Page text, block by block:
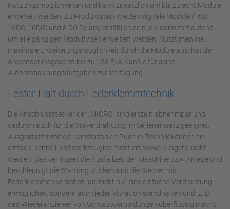
Nutzungsmöglichkeiten und kann zusätzlich um bis zu acht Module
erweitert werden. Zu Produktstart werden digitale Module (16DI,
16DO, 16DIO und 8 DO Relais) erhältlich sein, die dann fortlaufend
um alle gängigen Modultypen erweitert werden. Nutzt man die
maximale Erweiterungsmöglichkeit durch die Module aus, hat der
Anwender insgesamt bis zu 158 E/A-Kanäle für seine
Automatisierungsaufgaben zur Verfügung.
Fester Halt durch Federklemmtechnik
Die Anschlussstecker der „MICRO“ sind einzeln abnehmbar und
dadurch auch für die Vorverdrahtung im Serieneinsatz geeignet.
Ausgestattet mit der komfortablen Push-in-Technik können sie
einfach, schnell und werkzeuglos montiert sowie ausgetauscht
werden. Das verringert die Ausfallzeit der Maschine bzw. Anlage und
beschleunigt die Wartung. Zudem sind die Stecker mit
Federklemmen versehen, die nicht nur eine einfache Verdrahtung
ermöglichen, sondern auch jeder Vibration standhalten und z. B.
das Wiederanziehen von Schraubverbindungen überflüssig macht.